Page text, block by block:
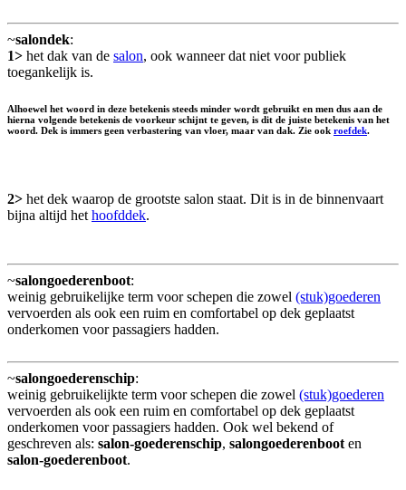
~salondek:
1> het dak van de salon, ook wanneer dat niet voor publiek
toegankelijk is.
Alhoewel het woord in deze betekenis steeds minder wordt gebruikt en men dus aan de
hierna volgende betekenis de voorkeur schijnt te geven, is dit de juiste betekenis van het
woord. Dek is immers geen verbastering van vloer, maar van dak. Zie ook roefdek.
2> het dek waarop de grootste salon staat. Dit is in de binnenvaart
bijna altijd het hoofddek.
~salongoederenboot:
weinig gebruikelijke term voor schepen die zowel (stuk)goederen
vervoerden als ook een ruim en comfortabel op dek geplaatst
onderkomen voor passagiers hadden.
~salongoederenschip:
weinig gebruikelijkte term voor schepen die zowel (stuk)goederen
vervoerden als ook een ruim en comfortabel op dek geplaatst
onderkomen voor passagiers hadden. Ook wel bekend of
geschreven als: salon-goederenschip, salongoederenboot en
salon-goederenboot.